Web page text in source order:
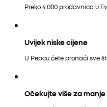
Preko 4.000 prodavnica u
Uvijek niske cijene
U Pepcu ćete pronaći sve
Očekujte više za manje